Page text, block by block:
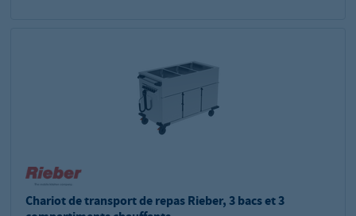
Chariot de transport de repas Rieber, 3 bacs et 3